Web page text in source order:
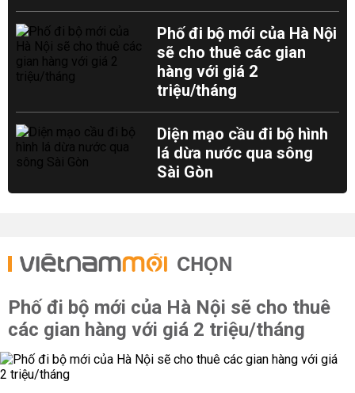
Phố đi bộ mới của Hà Nội
sẽ cho thuê các gian
hàng với giá 2
triệu/tháng
Diện mạo cầu đi bộ hình
lá dừa nước qua sông
Sài Gòn
CHỌN
Phố đi bộ mới của Hà Nội sẽ cho thuê
các gian hàng với giá 2 triệu/tháng